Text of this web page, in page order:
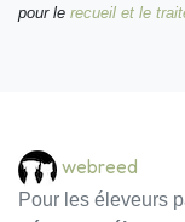
pour le recueil et le
webreed
Pour les éleveurs